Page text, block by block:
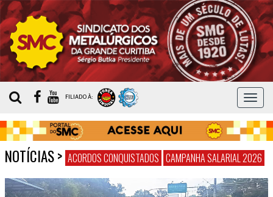
MENU
FILIADO À:
NOTÍCIAS> ACORDOS CONQUISTADOS CAMPANHA SALARIAL 2026